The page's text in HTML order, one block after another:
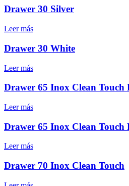
Drawer 30 Silver
Leer más
Drawer 30 White
Leer más
Drawer 65 Inox Clean Touch
Leer más
Drawer 65 Inox Clean Touch
Leer más
Drawer 70 Inox Clean Touch